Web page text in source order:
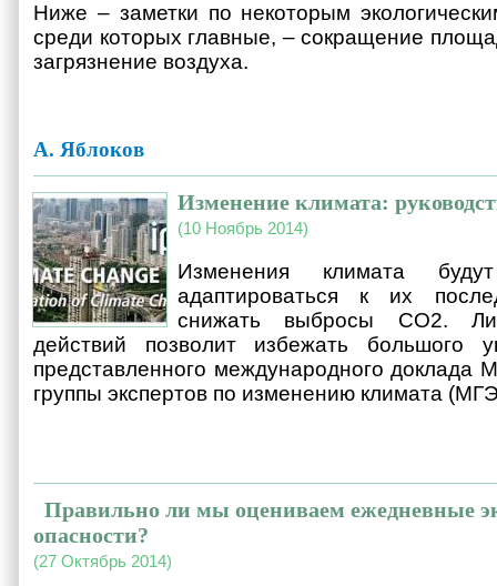
Ниже – заметки по некоторым
среди которых главные, – сокращение
загрязнение воздуха.
А. Яблоков
Изменение климата:
(10 Ноябрь 2014)
Изменения климата
адаптироваться к их
снижать выбросы CO2.
действий позволит избежать большого
представленного международного доклада
группы экспертов по изменению климата
Правильно ли мы оцениваем ежедневные
опасности?
(27 Октябрь 2014)